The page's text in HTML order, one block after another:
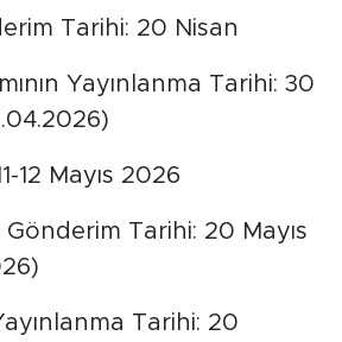
Tarihi: 20 Nisan
Yayınlanma Tarihi: 30
12 Mayıs 2026
Tarihi: 20 Mayıs
Tarihi: 20